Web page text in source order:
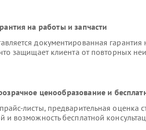
на работы и запчасти
документированная
защищает клиента от повторных
ценообразование и
листы, предварительная оценка
и возможность бесплатной